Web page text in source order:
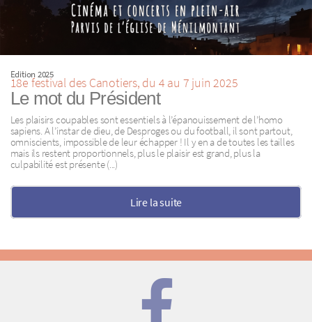
Edition 2025
18e festival des Canotiers, du 4 au 7 juin 2025
Le mot du Président
Les plaisirs coupables sont essentiels à l’épanouissement de l’homo
sapiens. A l’instar de dieu, de Desproges ou du football, il sont partout,
omniscients, impossible de leur échapper ! Il y en a de toutes les tailles
mais ils restent proportionnels, plus le plaisir est grand, plus la
culpabilité est présente (...)
Lire la suite